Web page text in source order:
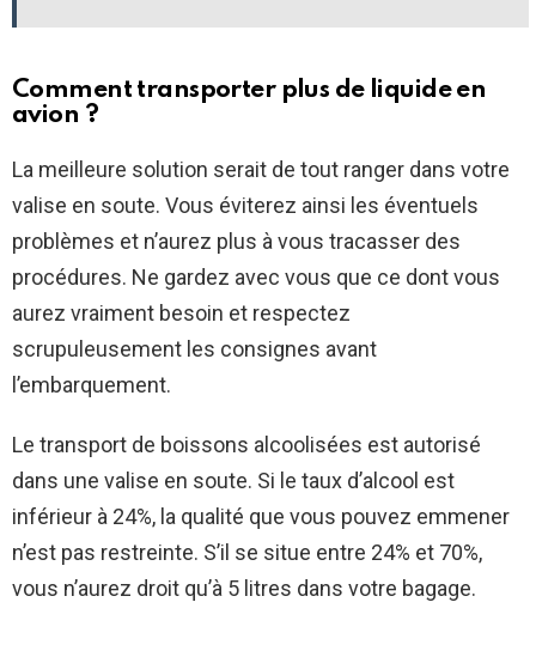
Comment transporter plus de liquide en
avion ?
La meilleure solution serait de tout ranger dans votre
valise en soute. Vous éviterez ainsi les éventuels
problèmes et n’aurez plus à vous tracasser des
procédures. Ne gardez avec vous que ce dont vous
aurez vraiment besoin et respectez
scrupuleusement les consignes avant
l’embarquement.
Le transport de boissons alcoolisées est autorisé
dans une valise en soute. Si le taux d’alcool est
inférieur à 24%, la qualité que vous pouvez emmener
n’est pas restreinte. S’il se situe entre 24% et 70%,
vous n’aurez droit qu’à 5 litres dans votre bagage.